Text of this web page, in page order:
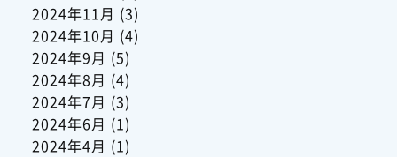
2024年11月 (3)
2024年10月 (4)
2024年9月 (5)
2024年8月 (4)
2024年7月 (3)
2024年6月 (1)
2024年4月 (1)